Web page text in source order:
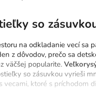
l
d
a
c
i
so
na odkladanie vecí sa
z dôvodov, prečo sa
väčšej popularite.
so zásuvkou vyrieši
vecami, ktoré s príchodom